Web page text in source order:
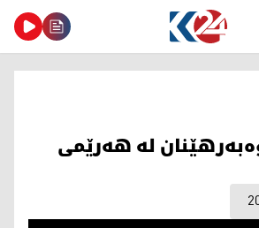
لە هەرێمی